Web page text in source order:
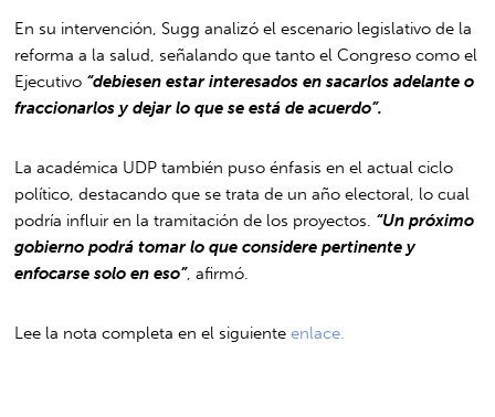
En su intervención, Sugg analizó el escenario legislativo de la
reforma a la salud, señalando que tanto el Congreso como el
Ejecutivo “debiesen estar interesados en sacarlos adelante o
fraccionarlos y dejar lo que se está de acuerdo”.
La académica UDP también puso énfasis en el actual ciclo
político, destacando que se trata de un año electoral, lo cual
podría influir en la tramitación de los proyectos. “Un próximo
gobierno podrá tomar lo que considere pertinente y
enfocarse solo en eso”, afirmó.
Lee la nota completa en el siguienteenlace.